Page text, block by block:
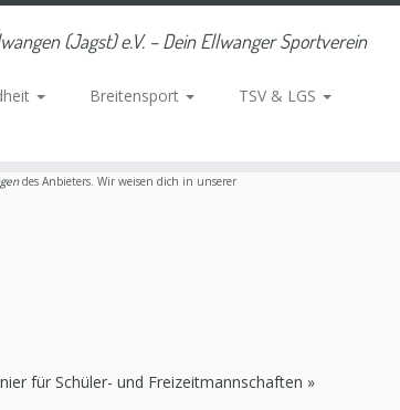
(Jagst) e.V. – Dein Ellwanger Sportverein
Breitensport
TSV & LGS
des Anbieters. Wir weisen dich in unserer
für Schüler- und Freizeitmannschaften »